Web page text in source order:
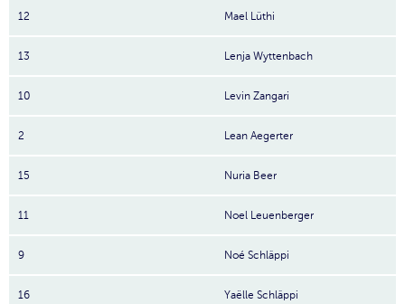
12 Mael Lüthi
13 Lenja Wyttenbach
10 Levin Zangari
2 Lean Aegerter
15 Nuria Beer
11 Noel Leuenberger
9 Noé Schläppi
16 Yaëlle Schläppi